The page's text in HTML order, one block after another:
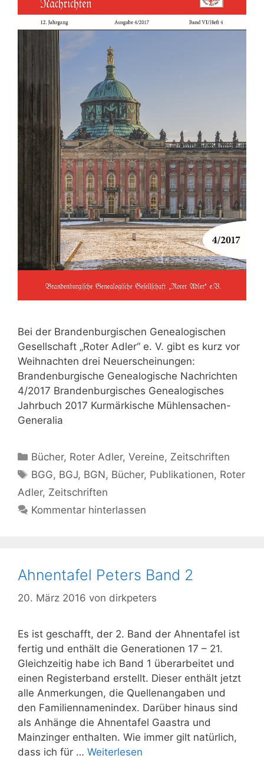
Bei der Brandenburgischen Genealogischen
Gesellschaft „Roter Adler“ e. V. gibt es kurz vor
Weihnachten drei Neuerscheinungen:
Brandenburgische Genealogische Nachrichten
4/2017 Brandenburgisches Genealogisches
Jahrbuch 2017 Kurmärkische Mühlensachen-
Generalia
Kategorien
Bücher, Roter Adler,Vereine, Zeitschriften
Schlagwörter
BGG, BGJ, BGN, Bücher, Publikationen, Roter
Adler, Zeitschriften
Kommentar hinterlassen
Ahnentafel Peters Band 2
20. März 2016 von dirkpeters
Es ist geschafft, der 2. Band der Ahnentafel ist
fertig und enthält die Generationen 17 – 21.
Gleichzeitig habe ich Band 1 überarbeitet und
einen Registerband erstellt. Dieser enthält jetzt
alle Anmerkungen, die Quellenangaben und
den Familiennamenindex. Darüber hinaus sind
als Anhänge die Ahnentafel Gaastra und
Mainzinger enthalten. Wie immer gilt natürlich,
dass ich für … Weiterlesen